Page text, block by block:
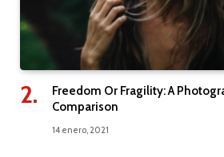
Freedom Or Fragility: A
Comparison
14 enero, 2021